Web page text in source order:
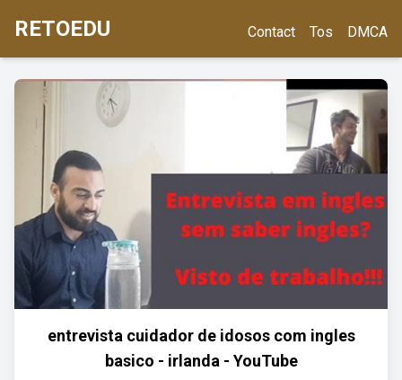
RETOEDU Contact Tos DMCA
entrevista cuidador de idosos com ingles
basico - irlanda - YouTube